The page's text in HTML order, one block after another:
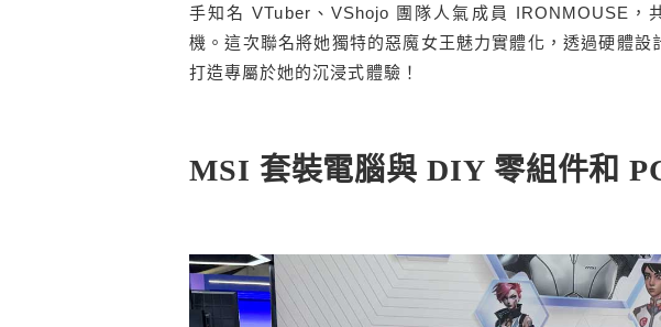
手知名 VTuber、VShojo 團隊人氣成員 IRONMOUSE，
機。這次聯名將她獨特的惡魔女王魅力實體化，透過硬體設
打造專屬於她的沉浸式體驗！
MSI 套裝電腦與 DIY 零組件和